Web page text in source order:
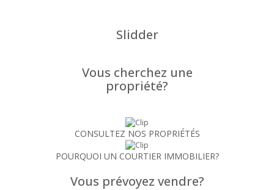
Slidder
Vous cherchez une
propriété?
CONSULTEZ NOS PROPRIÉTÉS
POURQUOI UN COURTIER IMMOBILIER?
Vous prévoyez vendre?